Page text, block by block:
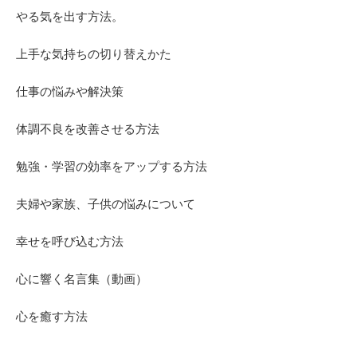
やる気を出す方法。
上手な気持ちの切り替えかた
仕事の悩みや解決策
体調不良を改善させる方法
勉強・学習の効率をアップする方法
夫婦や家族、子供の悩みについて
幸せを呼び込む方法
心に響く名言集（動画）
心を癒す方法